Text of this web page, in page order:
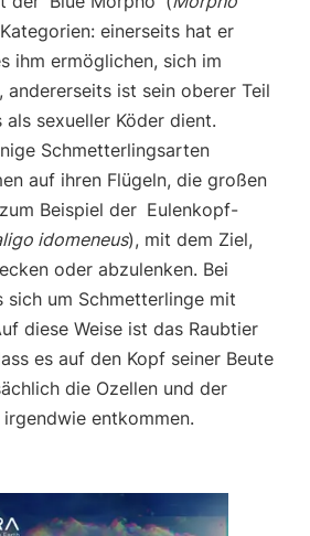
einerseits hat er
ihm ermöglichen, sich im
andererseits ist sein oberer Teil
sexueller Köder dient.
Schmetterlingsarten
auf ihren Flügeln, die großen
Beispiel der Eulenkopf-
idomeneus), mit dem Ziel,
oder abzulenken. Bei
sich um Schmetterlinge mit
diese Weise ist das Raubtier
es auf den Kopf seiner Beute
die Ozellen und der
entkommen.